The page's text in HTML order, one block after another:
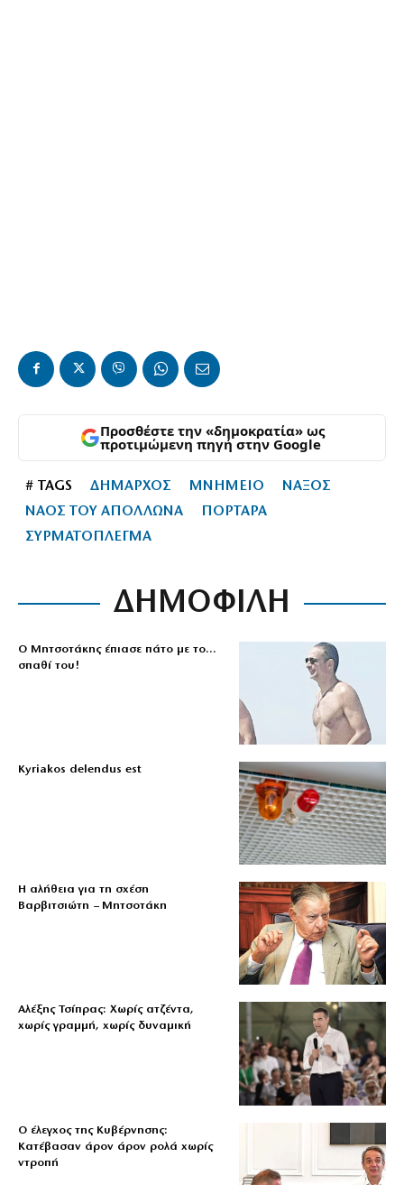
Προσθέστε την «δημοκρατία» ως
προτιμώμενη πηγή στην Google
# TAGS ΔΗΜΑΡΧΟΣ ΜΝΗΜΕΙΟ
ΝΑΞΟΣ
ΝΑΟΣ ΤΟΥ ΑΠΟΛΛΩΝΑ
ΠΟΡΤΑΡΑ
ΣΥΡΜΑΤΟΠΛΕΓΜΑ
ΔΗΜΟΦΙΛΗ
Ο Μητσοτάκης έπιασε πάτο με το…
σπαθί του!
Kyriakos delendus est
Η αλήθεια για τη σχέση
Βαρβιτσιώτη – Μητσοτάκη
Αλέξης Τσίπρας: Χωρίς ατζέντα,
χωρίς γραμμή, χωρίς δυναμική
Ο έλεγχος της Κυβέρνησης:
Κατέβασαν άρον άρον ρολά χωρίς
ντροπή